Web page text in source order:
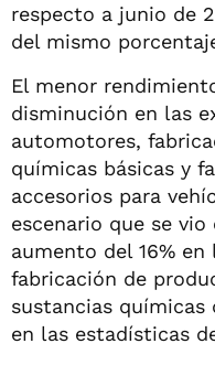
respecto a junio de
del mismo
El menor
disminución en las
automotores,
químicas básicas y
accesorios para
escenario que se
aumento del 16%
fabricación de
sustancias
en las estadísticas